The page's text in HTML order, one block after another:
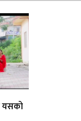
यसको